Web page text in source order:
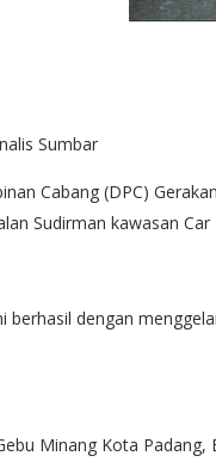
Sumbar
Cabang (DPC)
Sudirman kawasan
berhasil dengan
Minang Kota